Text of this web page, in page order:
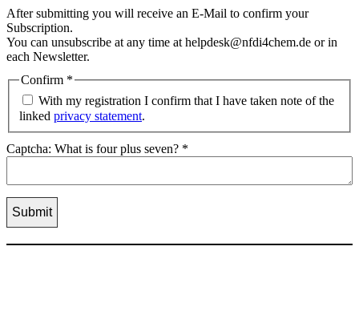
After submitting you will receive an E-Mail to confirm your
Subscription.
You can unsubscribe at any time at helpdesk@nfdi4chem.de or in
each Newsletter.
Confirm *
With my registration I confirm that I have taken note of the
linked privacy statement.
Captcha: What is four plus seven? *